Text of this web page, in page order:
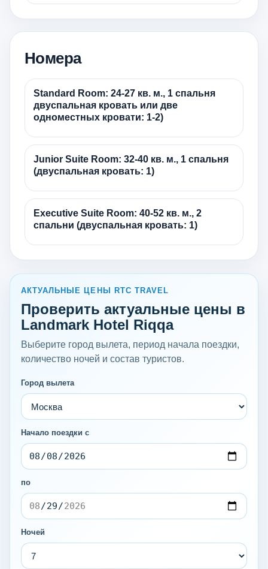
Номера
Standard Room: 24-27 кв. м., 1 спальня
двуспальная кровать или две
одноместных кровати: 1-2)
Junior Suite Room: 32-40 кв. м., 1 спальня
(двуспальная кровать: 1)
Executive Suite Room: 40-52 кв. м., 2
спальни (двуспальная кровать: 1)
АКТУАЛЬНЫЕ ЦЕНЫ RTC TRAVEL
Проверить актуальные цены в
Landmark Hotel Riqqa
Выберите город вылета, период начала поездки,
количество ночей и состав туристов.
Город вылета
Начало поездки с
по
Ночей